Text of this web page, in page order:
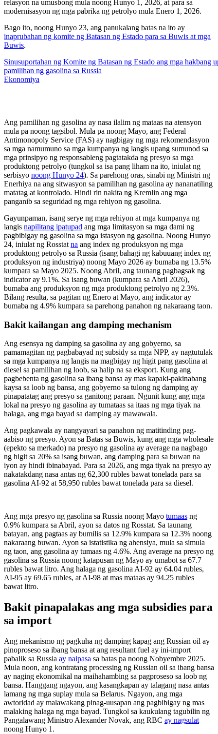
relasyon na umusbong mula noong Hunyo 1, 2026, at para sa
modernisasyon ng mga pabrika ng petrolyo mula Enero 1, 2026.
Bago ito, noong Hunyo 23, ang panukalang batas na ito ay
inaprubahan ng komite ng Batasan ng Estado para sa Buwis at mga
Buwis.
Sinusuportahan ng Komite ng Batasan ng Estado ang mga hakbang
pamilihan ng gasolina sa Russia
Ekonomiya
Ang pamilihan ng gasolina ay nasa ilalim ng mataas na atensyon
mula pa noong tagsibol. Mula pa noong Mayo, ang Federal
Antimonopoly Service (FAS) ay nagbigay ng mga rekomendasyon
sa mga namumuno sa mga kumpanya ng langis upang sumunod sa
mga prinsipyo ng responsableng pagtatakda ng presyo sa mga
produktong petrolyo (tungkol sa isa pang liham na ito, iniulat ng
serbisyo noong Hunyo 24). Sa parehong oras, sinabi ng Ministri ng
Enerhiya na ang sitwasyon sa pamilihan ng gasolina ay nananatiling
matatag at kontrolado. Hindi rin nakita ng Kremlin ang mga
panganib sa seguridad ng mga rehiyon ng gasolina.
Gayunpaman, isang serye ng mga rehiyon at mga kumpanya ng
langis napilitang ipatupad ang mga limitasyon sa mga dami ng
pagbibigay ng gasolina sa mga istasyon ng gasolina. Noong Hunyo
24, iniulat ng Rosstat na ang index ng produksyon ng mga
produktong petrolyo sa Russia (isang bahagi ng kabuuang index ng
produksyon ng industriya) noong Mayo 2026 ay bumaba ng 13.5%
kumpara sa Mayo 2025. Noong Abril, ang taunang pagbagsak ng
indicator ay 9.1%. Sa isang buwan (kumpara sa Abril 2026),
bumaba ang produksyon ng mga produktong petrolyo ng 2.3%.
Bilang resulta, sa pagitan ng Enero at Mayo, ang indicator ay
bumaba ng 4.9% kumpara sa parehong panahon ng nakaraang taon.
Bakit kailangan ang damping mechanism
Ang esensya ng damping sa gasolina ay ang gobyerno, sa
pamamagitan ng pagbabayad ng subsidy sa mga NPP, ay nagtutulak
sa mga kumpanya ng langis na magbigay ng higit pang gasolina at
diesel sa pamilihan ng loob, sa halip na sa eksport. Kung ang
pagbebenta ng gasolina sa ibang bansa ay mas kapaki-pakinabang
kaysa sa loob ng bansa, ang gobyerno sa tulong ng damping ay
pinapatatag ang presyo sa ganitong paraan. Ngunit kung ang mga
lokal na presyo ng gasolina ay tumataas sa itaas ng mga tiyak na
halaga, ang mga bayad sa damping ay mawawala.
Ang pagkawala ay nangyayari sa panahon ng matitinding pag-
aabiso ng presyo. Ayon sa Batas sa Buwis, kung ang mga wholesale
(epekto sa merkado) na presyo ng gasolina ay average na nagbago
ng higit sa 20% sa isang buwan, ang damping para sa buwan na
iyon ay hindi ibinabayad. Para sa 2026, ang mga tiyak na presyo ay
nakatakdang nasa antas ng 62,300 rubles bawat tonelada para sa
gasolina AI-92 at 58,950 rubles bawat tonelada para sa diesel.
Ang mga presyo ng gasolina sa Russia noong Mayo tumaas ng
0.9% kumpara sa Abril, ayon sa datos ng Rosstat. Sa taunang
batayan, ang pagtaas ay bumilis sa 12.9% kumpara sa 12.3% noong
nakaraang buwan. Ayon sa istatistika ng ahensiya, mula sa simula
ng taon, ang gasolina ay tumaas ng 4.6%. Ang average na presyo ng
gasolina sa Russia noong katapusan ng Mayo ay umabot sa 67.7
rubles bawat litro. Ang halaga ng gasolina AI-92 ay 64.04 rubles,
AI-95 ay 69.65 rubles, at AI-98 at mas mataas ay 94.25 rubles
bawat litro.
Bakit pinapalakas ang mga subsidies para
sa import
Ang mekanismo ng pagkuha ng damping kapag ang Russian oil ay
pinoproseso sa ibang bansa at ang resultant fuel ay ini-import
pabalik sa Russia ay naipasa sa batas pa noong Nobyembre 2025.
Mula noon, ang kontratang processing ng Russian oil sa ibang bansa
ay naging ekonomikal na maihahambing sa pagproseso sa loob ng
bansa. Hanggang ngayon, ang kasangkapan ay talagang nasa antas
lamang ng mga suplay mula sa Belarus. Ngayon, ang mga
awtoridad ay malawakang pinag-uusapan ang pagbibigay ng mas
malaking halaga ng mga bayad. Tungkol sa kaukulang tagubilin ng
Pangalawang Ministro Alexander Novak, ang RBC ay nagsulat
noong Hunyo 1.